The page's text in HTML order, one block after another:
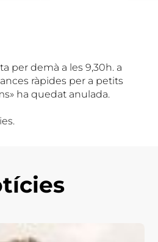
per demà a les 9,30h. a
ràpides per a petits
ha quedat anulada.